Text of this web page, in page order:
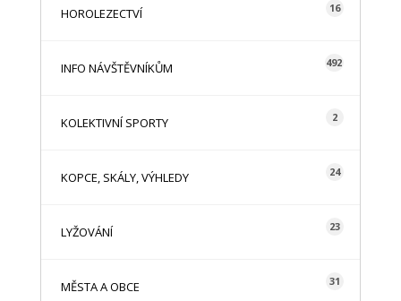
HOROLEZECTVÍ 16
INFO NÁVŠTĚVNÍKŮM 492
KOLEKTIVNÍ SPORTY 2
KOPCE, SKÁLY, VÝHLEDY 24
LYŽOVÁNÍ 23
MĚSTA A OBCE 31